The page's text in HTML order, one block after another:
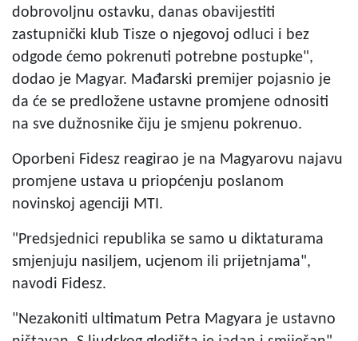
dobrovoljnu ostavku, danas obavijestiti
zastupnički klub Tisze o njegovoj odluci i bez
odgode ćemo pokrenuti potrebne postupke",
dodao je Magyar. Mađarski premijer pojasnio je
da će se predložene ustavne promjene odnositi
na sve dužnosnike čiju je smjenu pokrenuo.
Oporbeni Fidesz reagirao je na Magyarovu najavu
promjene ustava u priopćenju poslanom
novinskoj agenciji MTI.
"Predsjednici republika se samo u diktaturama
smjenjuju nasiljem, ucjenom ili prijetnjama",
navodi Fidesz.
"Nezakoniti ultimatum Petra Magyara je ustavno